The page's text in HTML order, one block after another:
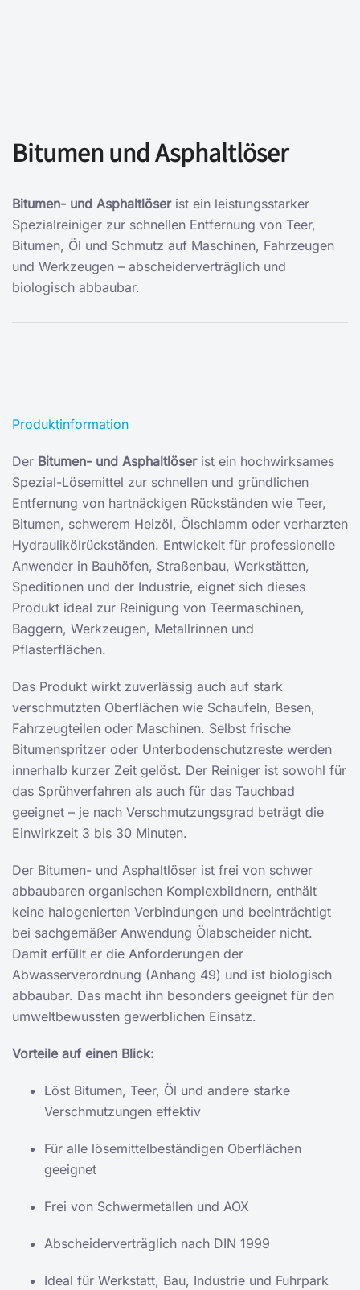
Bitumen und Asphaltlöser
Bitumen- und Asphaltlöserist ein leistungsstarker
Spezialreiniger zur schnellen Entfernung von Teer,
Bitumen, Öl und Schmutz auf Maschinen, Fahrzeugen
und Werkzeugen – abscheiderverträglich und
biologisch abbaubar.
Produktinformation
Der Bitumen- und Asphaltlöserist ein hochwirksames
Spezial-Lösemittel zur schnellen und gründlichen
Entfernung von hartnäckigen Rückständen wie Teer,
Bitumen, schwerem Heizöl, Ölschlamm oder verharzten
Hydraulikölrückständen. Entwickelt für professionelle
Anwender in Bauhöfen, Straßenbau, Werkstätten,
Speditionen und der Industrie, eignet sich dieses
Produkt ideal zur Reinigung von Teermaschinen,
Baggern, Werkzeugen, Metallrinnen und
Pflasterflächen.
Das Produkt wirkt zuverlässig auch auf stark
verschmutzten Oberflächen wie Schaufeln, Besen,
Fahrzeugteilen oder Maschinen. Selbst frische
Bitumenspritzer oder Unterbodenschutzreste werden
innerhalb kurzer Zeit gelöst. Der Reiniger ist sowohl für
das Sprühverfahren als auch für das Tauchbad
geeignet – je nach Verschmutzungsgrad beträgt die
Einwirkzeit 3 bis 30 Minuten.
Der Bitumen- und Asphaltlöser ist frei von schwer
abbaubaren organischen Komplexbildnern, enthält
keine halogenierten Verbindungen und beeinträchtigt
bei sachgemäßer Anwendung Ölabscheider nicht.
Damit erfüllt er die Anforderungen der
Abwasserverordnung (Anhang 49) und ist biologisch
abbaubar. Das macht ihn besonders geeignet für den
umweltbewussten gewerblichen Einsatz.
Vorteile auf einen Blick:
Löst Bitumen, Teer, Öl und andere starke
Verschmutzungen effektiv
Für alle lösemittelbeständigen Oberflächen
geeignet
Frei von Schwermetallen und AOX
Abscheiderverträglich nach DIN 1999
Ideal für Werkstatt, Bau, Industrie und Fuhrpark